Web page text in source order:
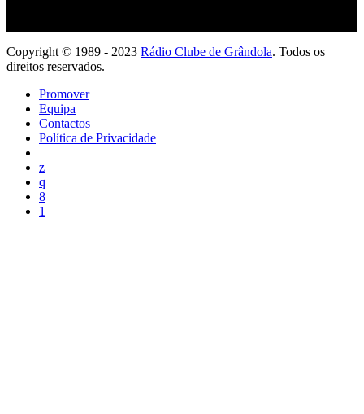
Copyright © 1989 - 2023 Rádio Clube de Grândola. Todos os
direitos reservados.
Promover
Equipa
Contactos
Política de Privacidade